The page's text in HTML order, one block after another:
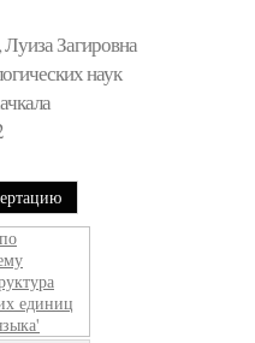
Луиза Загировна
наук